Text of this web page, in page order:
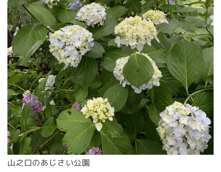
山之口のあじさい公園